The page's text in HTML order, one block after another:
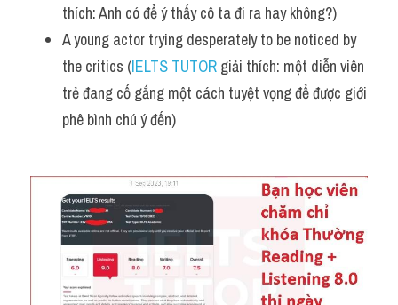
thích: Anh có để ý thấy cô ta đi ra hay không?)
A young actor trying desperately to be noticed by
the critics (IELTS TUTOR giải thích: một diễn viên
trẻ đang cố gắng một cách tuyệt vọng để được giới
phê bình chú ý đến)